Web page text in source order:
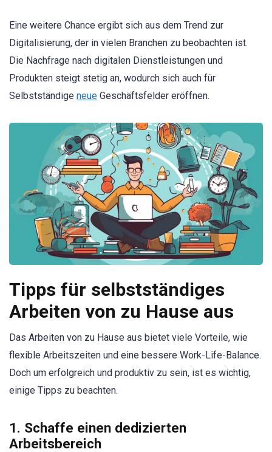
Eine weitere Chance ergibt sich aus dem Trend zur
Digitalisierung, der in vielen Branchen zu beobachten ist.
Die Nachfrage nach digitalen Dienstleistungen und
Produkten steigt stetig an, wodurch sich auch für
Selbstständige neue Geschäftsfelder eröffnen.
Tipps für selbstständiges
Arbeiten von zu Hause aus
Das Arbeiten von zu Hause aus bietet viele Vorteile, wie
flexible Arbeitszeiten und eine bessere Work-Life-Balance.
Doch um erfolgreich und produktiv zu sein, ist es wichtig,
einige Tipps zu beachten.
1. Schaffe einen dedizierten
Arbeitsbereich